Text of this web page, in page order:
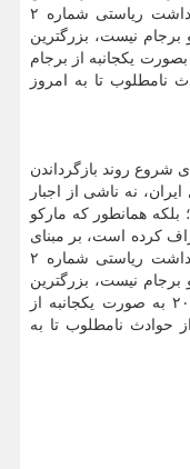
دستورالعمل رییس جمهور آمریکا وفق یادداشت ریاستی شماره ۲
که عضو برجام نیست، بزرگترین
ناقض و تخریب کننده برجام بوده و از ۲۰۱۸ بصورت یکجانبه از برجام
نامطلوب تا به امروز
شروع روند بازگرداندن
نه ناشی از اجبار
همانطور که مارکو
مورخ ۲۸ اوت اعتراف کرده است، بر مبنای
دستورالعمل رئیس جمهور آمریکا وفق یادداشت ریاستی شماره ۲
که عضو برجام نیست، بزرگترین
ناقض و تخریب کننده برجام بوده و از ۲۰۱۸ به صورت یکجانبه از
حوادث نامطلوب تا به